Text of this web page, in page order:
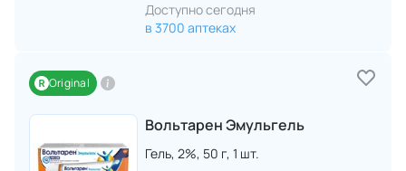
Доступно сегодня
в 3700 аптеках
Original
Вольтарен Эмульгель
Гель, 2%, 50 г, 1 шт.